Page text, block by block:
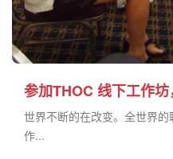
参加THOC 线下工作
世界不断的在改变。全世界
作...